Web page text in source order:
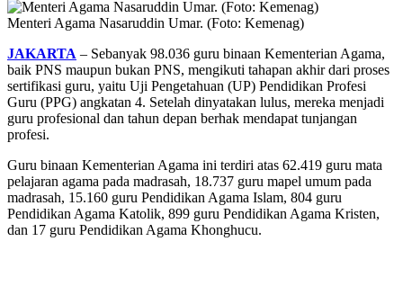
Menteri Agama Nasaruddin Umar. (Foto: Kemenag)
JAKARTA – Sebanyak 98.036 guru binaan Kementerian Agama,
baik PNS maupun bukan PNS, mengikuti tahapan akhir dari proses
sertifikasi guru, yaitu Uji Pengetahuan (UP) Pendidikan Profesi
Guru (PPG) angkatan 4. Setelah dinyatakan lulus, mereka menjadi
guru profesional dan tahun depan berhak mendapat tunjangan
profesi.
Guru binaan Kementerian Agama ini terdiri atas 62.419 guru mata
pelajaran agama pada madrasah, 18.737 guru mapel umum pada
madrasah, 15.160 guru Pendidikan Agama Islam, 804 guru
Pendidikan Agama Katolik, 899 guru Pendidikan Agama Kristen,
dan 17 guru Pendidikan Agama Khonghucu.